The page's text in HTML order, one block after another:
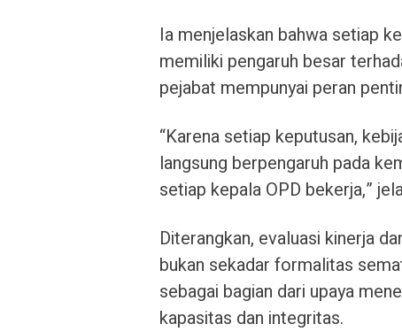
Ia menjelaskan bahwa setiap
memiliki pengaruh besar
pejabat mempunyai peran
“Karena setiap keputusan,
langsung berpengaruh pada
setiap kepala OPD bekerja,”
Diterangkan, evaluasi kinerja
bukan sekadar formalitas
sebagai bagian dari upaya
kapasitas dan integritas.